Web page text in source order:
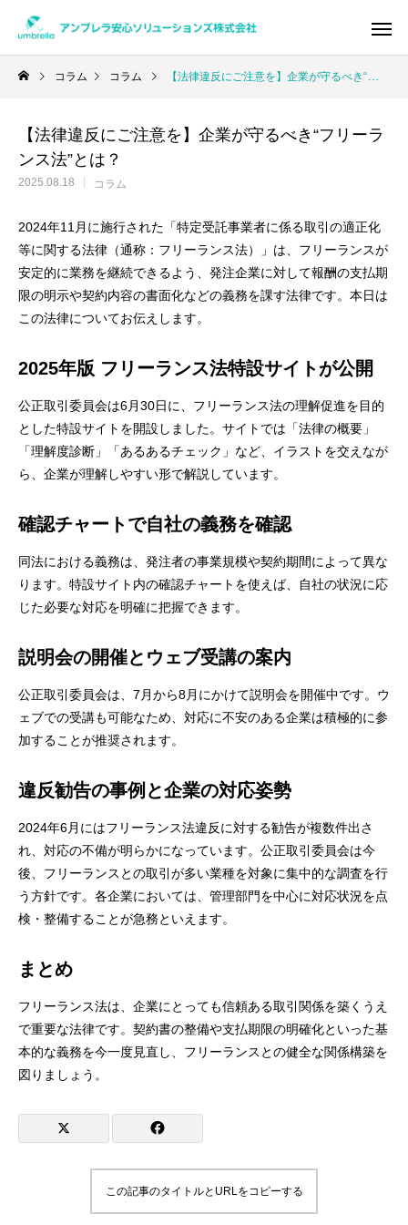
Warning
コラム コラム 【法律違反にご注意を】企業が守るべき“フリーランス法”とは？
【法律違反にご注意を】企業が守るべき“フリーラ
ンス法”とは？
2025.08.18 コラム
2024年11月に施行された「特定受託事業者に係る取引の適正化
等に関する法律（通称：フリーランス法）」は、フリーランスが
安定的に業務を継続できるよう、発注企業に対して報酬の支払期
限の明示や契約内容の書面化などの義務を課す法律です。本日は
この法律についてお伝えします。
2025年版 フリーランス法特設サイトが公開
公正取引委員会は6月30日に、 フリーランス法の理解促進を目的
とした特設サイトを開設 しました。サイトでは「法律の概要」
「理解度診断」「あるあるチェック」など、イラストを交えなが
ら、企業が理解しやすい形で解説しています。
確認チャートで自社の義務を確認
同法における義務は、発注者の事業規模や契約期間によって異な
ります。特設サイト内の確認チャートを使えば、自社の状況に応
じた必要な対応を明確に把握できます。
説明会の開催とウェブ受講の案内
公正取引委員会は、7月から8月にかけて説明会を開催中です。ウ
ェブでの受講も可能なため、対応に不安のある企業は積極的に参
加することが推奨されます。
違反勧告の事例と企業の対応姿勢
2024年6月にはフリーランス法違反に対する勧告が複数件出さ
れ、対応の不備が明らかになっています。公正取引委員会は今
後、フリーランスとの取引が多い業種を対象に集中的な調査を行
う方針です。各企業においては、管理部門を中心に対応状況を点
検・整備することが急務といえます。
まとめ
フリーランス法は、企業にとっても信頼ある取引関係を築くうえ
で重要な法律です。契約書の整備や支払期限の明確化といった基
本的な義務を今一度見直し、フリーランスとの健全な関係構築を
図りましょう。
この記事のタイトルとURLをコピーする